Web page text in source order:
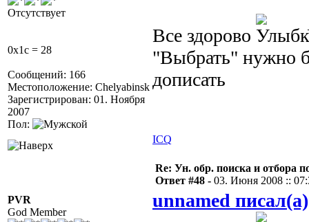
Отсутствует
0x1c = 28
Сообщений: 166
Местоположение: Chelyabinsk
Зарегистрирован: 01. Ноября
2007
Пол:
Все здорово
"Выбрать" нужно
дописать
ICQ
PVR
God Member
Re: Ун. обр. поиска и отбора
Ответ #48 - 03. Июня 2008 ::
unnamed писал(а)